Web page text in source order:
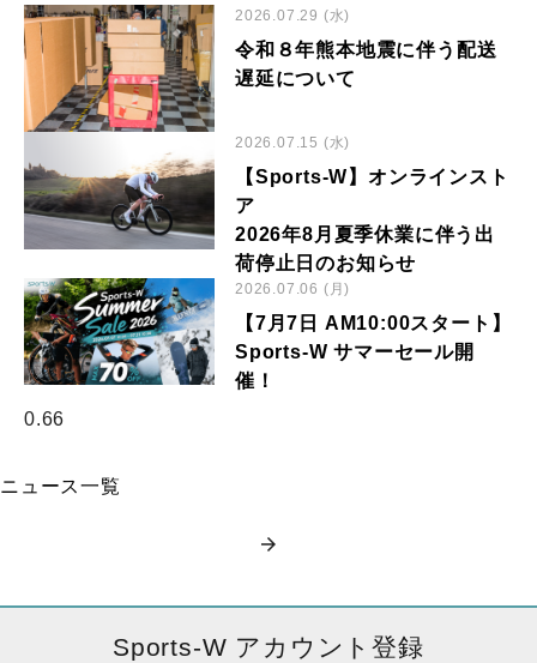
2026.07.29 (水)
令和８年熊本地震に伴う配送
遅延について
2026.07.15 (水)
【Sports-W】オンラインスト
ア
2026年8月夏季休業に伴う出
荷停止日のお知らせ
2026.07.06 (月)
【7月7日 AM10:00スタート】
Sports-W サマーセール開
催！
ニュース一覧
Sports-W アカウント登録